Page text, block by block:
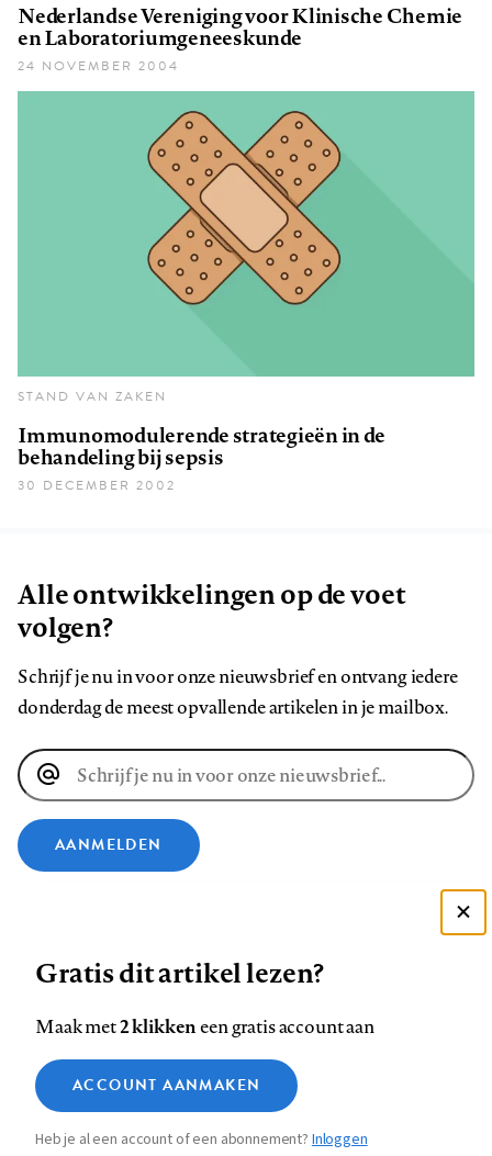
Nederlandse Vereniging voor Klinische Chemie
en Laboratoriumgeneeskunde
24 NOVEMBER 2004
STAND VAN ZAKEN
Immunomodulerende strategieën in de
behandeling bij sepsis
30 DECEMBER 2002
Alle ontwikkelingen op de voet
volgen?
Schrijf je nu in voor onze nieuwsbrief en ontvang iedere
donderdag de meest opvallende artikelen in je mailbox.
E-
mailadres
AANMELDEN
Volg
ons
Facebook
Volg
ons
op
LinkedIn
Volg
ons
op
Bluesky
Volg
ons
op
Instagram
Volg
ons
op
YouTube
ons
Footer
navigation
Contact Colofon Disclaimer Privacy
Medische vragen verdienen
betrouwbare antwoorden
Zie onze cookie policy
Analytische cookies
Marketing cookies
Gratis dit artikel lezen?
Maak met2 klikkeneen gratis account aan
ACCOUNT AANMAKEN
Heb je al een account of een abonnement?Inloggen